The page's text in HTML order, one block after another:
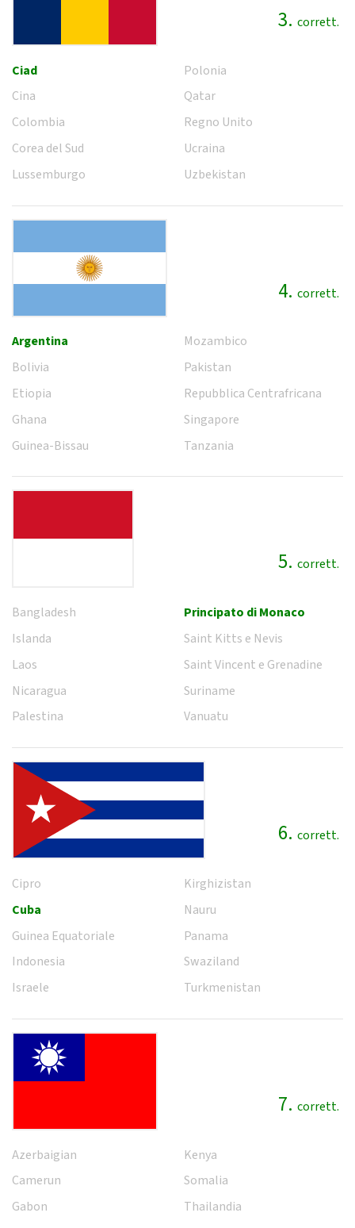
3. corrett.
Ciad
Cina
Colombia
Corea del Sud
Lussemburgo
Polonia
Qatar
Regno Unito
Ucraina
Uzbekistan
4. corrett.
Argentina
Bolivia
Etiopia
Ghana
Guinea-Bissau
Mozambico
Pakistan
Repubblica Centrafricana
Singapore
Tanzania
5. corrett.
Bangladesh
Islanda
Laos
Nicaragua
Palestina
Principato di Monaco
Saint Kitts e Nevis
Saint Vincent e Grenadine
Suriname
Vanuatu
6. corrett.
Cipro
Cuba
Guinea Equatoriale
Indonesia
Israele
Kirghizistan
Nauru
Panama
Swaziland
Turkmenistan
7. corrett.
Azerbaigian
Camerun
Gabon
Kenya
Somalia
Thailandia